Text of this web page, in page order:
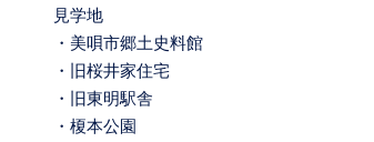
見学地
・美唄市郷土史料館
・旧桜井家住宅
・旧東明駅舎
・榎本公園